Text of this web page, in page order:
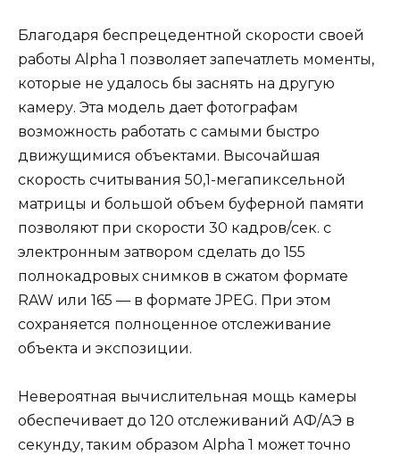
Благодаря беспрецедентной скорости своей
работы Alpha 1 позволяет запечатлеть моменты,
которые не удалось бы заснять на другую
камеру. Эта модель дает фотографам
возможность работать с самыми быстро
движущимися объектами. Высочайшая
скорость считывания 50,1-мегапиксельной
матрицы и большой объем буферной памяти
позволяют при скорости 30 кадров/сек. с
электронным затвором сделать до 155
полнокадровых снимков в сжатом формате
RAW или 165 — в формате JPEG. При этом
сохраняется полноценное отслеживание
объекта и экспозиции.
Невероятная вычислительная мощь камеры
обеспечивает до 120 отслеживаний АФ/АЭ в
секунду, таким образом Alpha 1 может точно